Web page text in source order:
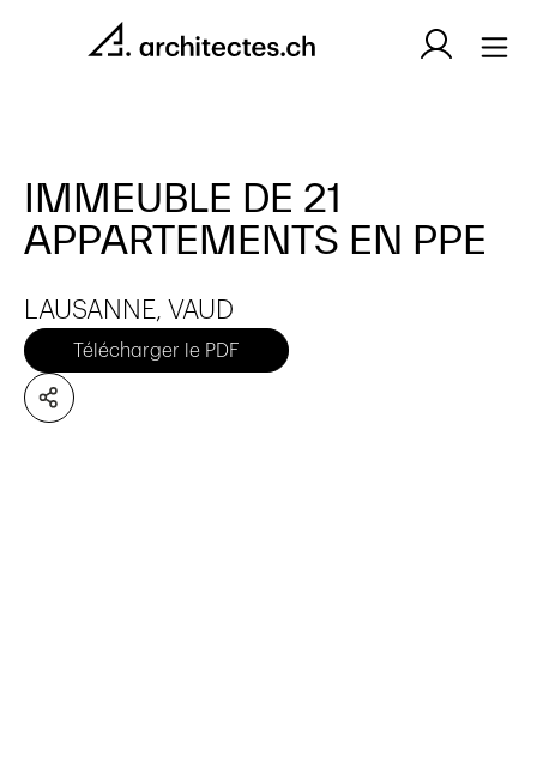
IMMEUBLE DE 21
APPARTEMENTS EN PPE
LAUSANNE, VAUD
Télécharger le PDF